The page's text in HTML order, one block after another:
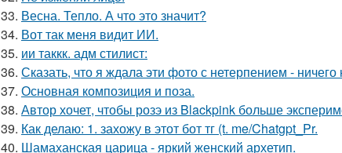
33. Весна. Тепло. А что это значит?
34. Вот так меня видит ИИ.
35. ии таккк. адм стилист:
36. Сказать, что я ждала эти фото с нетерпением - ничего
37. Основная композиция и поза.
38. Автор хочет, чтобы розэ из Blackpink больше
39. Как делаю: 1. захожу в этот бот тг (t. me/Chatgpt_Pr.
40. Шамаханская царица - яркий женский архетип.